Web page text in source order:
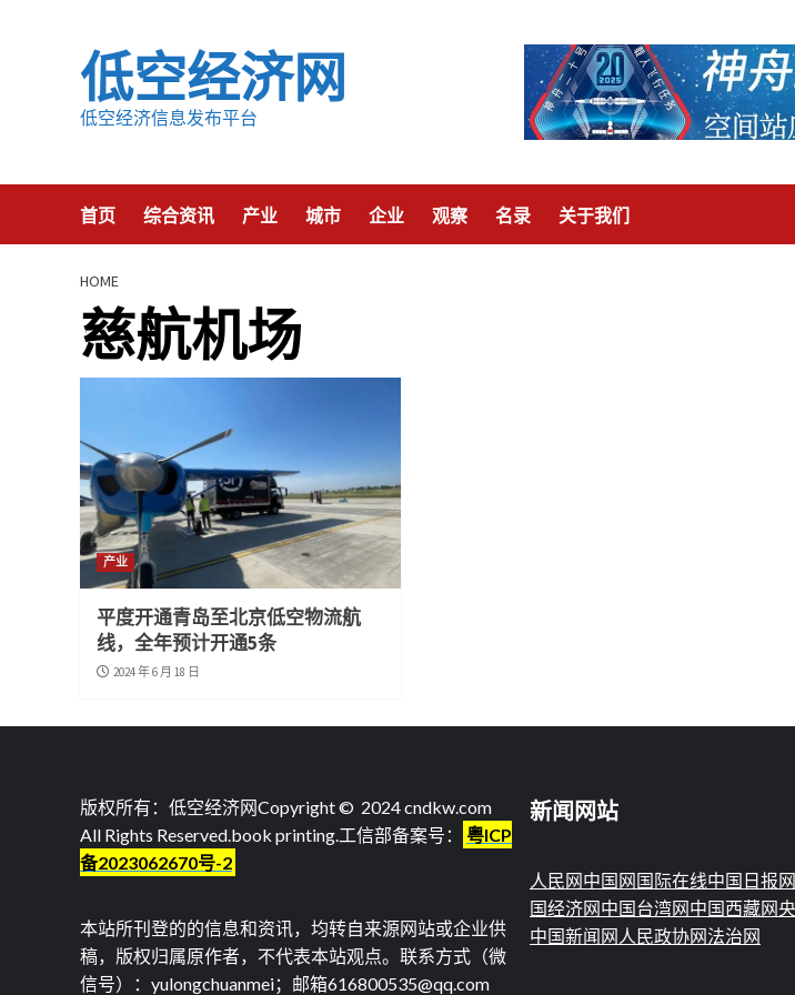
低空经济网
低空经济信息发布平台
首页 综合资讯 产业 城市 企业 观察 名录 关于我们
HOME
慈航机场
产业
平度开通青岛至北京低空物流航
线，全年预计开通5条
2024 年 6 月 18 日
版权所有：低空经济网Copyright © 2024 cndkw.com
All Rights Reserved.book printing.工信部备案号：
粤ICP
备2023062670号-2
本站所刊登的的信息和资讯，均转自来源网站或企业供
稿，版权归属原作者，不代表本站观点。联系方式（微
信号）：yulongchuanmei；邮箱616800535@qq.com
新闻网站
人民网中国网国际在线中国日报网
国经济网中国台湾网中国西藏网
中国新闻网人民政协网法治网